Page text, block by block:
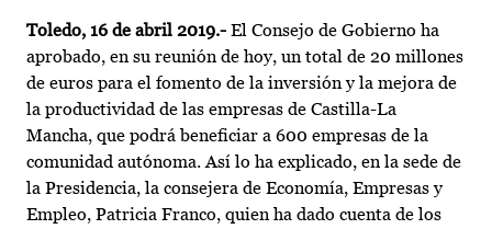
Toledo, 16 de abril 2019.- El Consejo de Gobierno ha
aprobado, en su reunión de hoy, un total de 20 millones
de euros para el fomento de la inversión y la mejora de
la productividad de las empresas de Castilla-La
Mancha, que podrá beneficiar a 600 empresas de la
comunidad autónoma. Así lo ha explicado, en la sede de
la Presidencia, la consejera de Economía, Empresas y
Empleo, Patricia Franco, quien ha dado cuenta de los